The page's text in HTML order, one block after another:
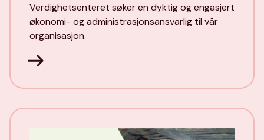
Verdighetsenteret søker en dyktig og engasjert
økonomi- og administrasjonsansvarlig til vår
organisasjon.